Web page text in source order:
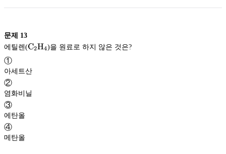
문제 13
에틸렌(\rm
C2H4
①
아세트산
②
염화비닐
③
에탄올
④
메탄올